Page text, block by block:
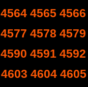
4564 4565 4566
4577 4578 4579
4590 4591 4592
4603 4604 4605